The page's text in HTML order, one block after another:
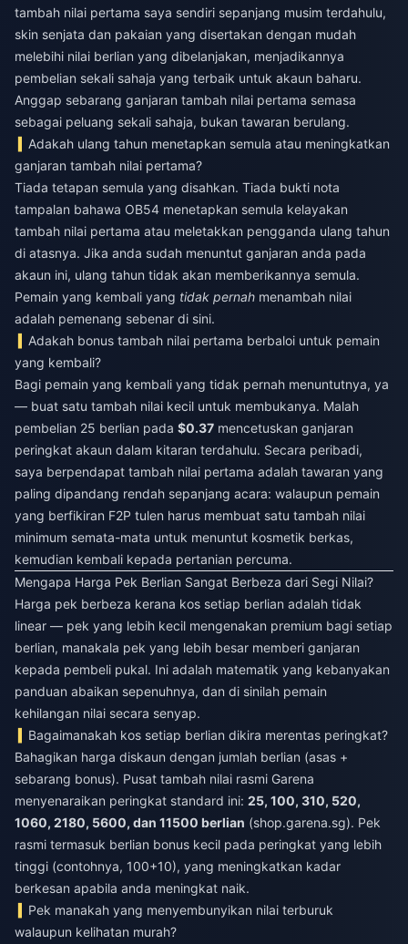
tambah nilai pertama saya sendiri sepanjang musim terdahulu,
skin senjata dan pakaian yang disertakan dengan mudah
melebihi nilai berlian yang dibelanjakan, menjadikannya
pembelian sekali sahaja yang terbaik untuk akaun baharu.
Anggap sebarang ganjaran tambah nilai pertama semasa
sebagai peluang sekali sahaja, bukan tawaran berulang.
Adakah ulang tahun menetapkan semula atau meningkatkan
ganjaran tambah nilai pertama?
Tiada tetapan semula yang disahkan. Tiada bukti nota
tampalan bahawa OB54 menetapkan semula kelayakan
tambah nilai pertama atau meletakkan pengganda ulang tahun
di atasnya. Jika anda sudah menuntut ganjaran anda pada
akaun ini, ulang tahun tidak akan memberikannya semula.
Pemain yang kembali yang tidak pernah menambah nilai
adalah pemenang sebenar di sini.
Adakah bonus tambah nilai pertama berbaloi untuk pemain
yang kembali?
Bagi pemain yang kembali yang tidak pernah menuntutnya, ya
— buat satu tambah nilai kecil untuk membukanya. Malah
pembelian 25 berlian pada $0.37 mencetuskan ganjaran
peringkat akaun dalam kitaran terdahulu. Secara peribadi,
saya berpendapat tambah nilai pertama adalah tawaran yang
paling dipandang rendah sepanjang acara: walaupun pemain
yang berfikiran F2P tulen harus membuat satu tambah nilai
minimum semata-mata untuk menuntut kosmetik berkas,
kemudian kembali kepada pertanian percuma.
Mengapa Harga Pek Berlian Sangat Berbeza dari Segi Nilai?
Harga pek berbeza kerana kos setiap berlian adalah tidak
linear — pek yang lebih kecil mengenakan premium bagi setiap
berlian, manakala pek yang lebih besar memberi ganjaran
kepada pembeli pukal. Ini adalah matematik yang kebanyakan
panduan abaikan sepenuhnya, dan di sinilah pemain
kehilangan nilai secara senyap.
Bagaimanakah kos setiap berlian dikira merentas peringkat?
Bahagikan harga diskaun dengan jumlah berlian (asas +
sebarang bonus). Pusat tambah nilai rasmi Garena
menyenaraikan peringkat standard ini: 25, 100, 310, 520,
1060, 2180, 5600, dan 11500 berlian (shop.garena.sg). Pek
rasmi termasuk berlian bonus kecil pada peringkat yang lebih
tinggi (contohnya, 100+10), yang meningkatkan kadar
berkesan apabila anda meningkat naik.
Pek manakah yang menyembunyikan nilai terburuk
walaupun kelihatan murah?